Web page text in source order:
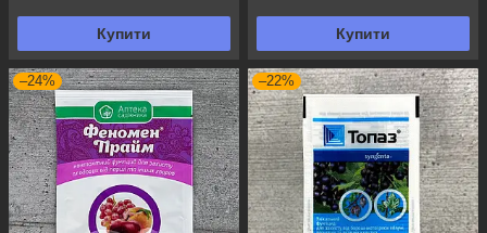
Купити Купити
–24% –22%